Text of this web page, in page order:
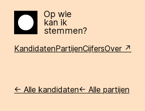
Home
Op wie
kan ik
stemmen?
KandidatenPartijenCijfersOver
<- Alle kandidaten<- Alle partijen